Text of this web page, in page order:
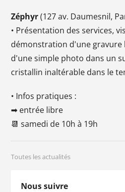
Zéphyr(127 av. Daumesnil,
• Présentation des services,
démonstration d'une gravure
d'une simple photo dans un
cristallin inaltérable dans le
• Infos pratiques :
➡ entrée libre
📆 samedi de 10h à 19h
Toutes les actualités
Nous suivre